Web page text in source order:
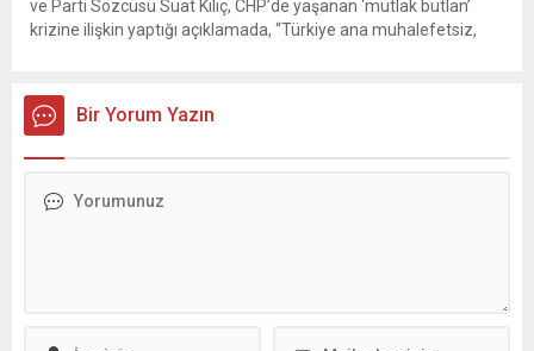
ve Parti Sözcüsü Suat Kılıç, CHP’de yaşanan ‘mutlak butlan’
krizine ilişkin yaptığı açıklamada, “Türkiye ana muhalefetsiz,
olun. Türkiye’yi...
Bir Yorum Yazın